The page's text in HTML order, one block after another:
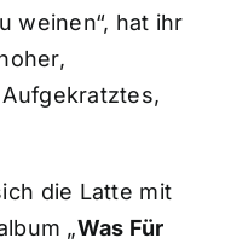
weinen“, hat ihr
die Latte mit
„Was Für